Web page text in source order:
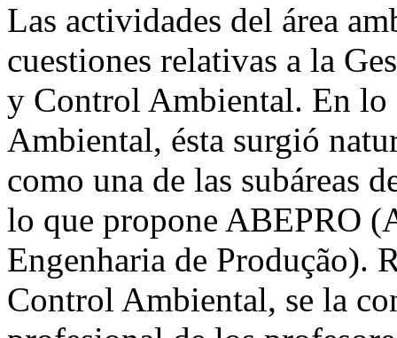
Las actividades del área
cuestiones relativas a la
y Control Ambiental. En lo
Ambiental, ésta surgió
como una de las subáreas
lo que propone ABEPRO
Engenharia de Produção).
Control Ambiental, se la